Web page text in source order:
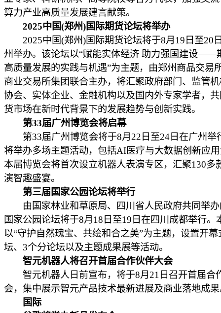
算力产业高质量发展建言献策。
2025中国(郑州)国际期货论坛将举办
2025中国(郑州)国际期货论坛将于8月19日至20
州举办。该论坛以“赋能实体经济 助力强国建设——
高质量发展的实践与机遇”为主题，由郑州商品交易
商业交易所集团联合主办，将汇聚政府部门、监管
协会、实体企业、金融机构以及国内外专家学者，
货市场在新时代背景下的发展趋势与创新实践。
第33届广州博览会将启幕
第33届广州博览会将于8月22日至24日在广州举
将举办多场主题活动，包括AI医疗与大数据创新应
本届博览会将首次设立机器人表演专区，汇聚130多
演智趣盛宴。
第三届国家公园论坛将举行
由国家林业和草原局、四川省人民政府共同举办
国家公园论坛将于8月18日至19日在四川成都举行。
以“守护自然瑰宝、共绘和合之美”为主题，设置开
坛、3个分论坛以及主题成果展等活动。
智元机器人将召开首届合作伙伴大会
智元机器人日前宣布，将于8月21日召开首届合
会，集中展示智元产品技术最新进展及商业落地成
国际